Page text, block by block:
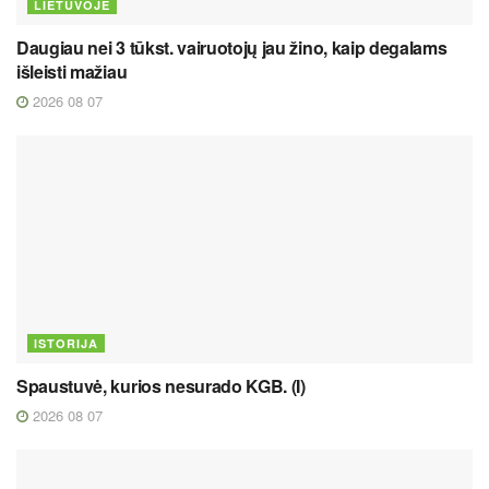
LIETUVOJE
Daugiau nei 3 tūkst. vairuotojų jau žino, kaip degalams
išleisti mažiau
2026 08 07
ISTORIJA
Spaustuvė, kurios nesurado KGB. (I)
2026 08 07